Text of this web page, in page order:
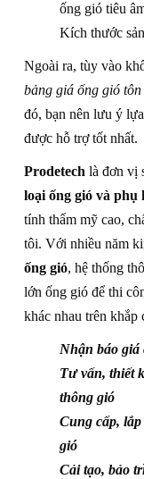
ống gió tiêu
Kích thước
Ngoài ra, tùy vào
bảng giá ống gió tôn
đó, bạn nên lưu ý
được hỗ trợ tốt nhất.
Prodetech là đơn vị
loại ống gió và phụ
tính thẩm mỹ cao,
tôi. Với nhiều năm
ống gió, hệ thống
lớn ống gió để thi
khác nhau trên
Nhận báo giá
Tư vấn, thiết
thông gió
Cung cấp,
gió
Cải tạo, bảo